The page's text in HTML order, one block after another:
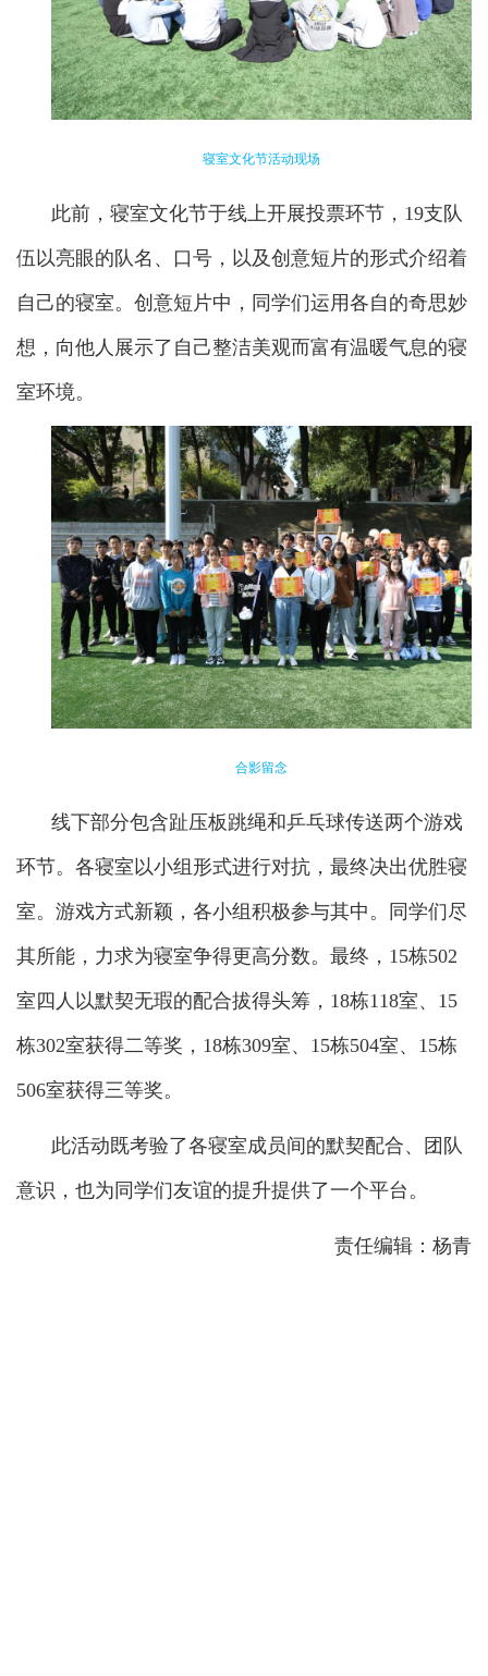
寝室文化节活动现场
此前，寝室文化节于线上开展投票环节，19支队
伍以亮眼的队名、口号，以及创意短片的形式介绍着
自己的寝室。创意短片中，同学们运用各自的奇思妙
想，向他人展示了自己整洁美观而富有温暖气息的寝
室环境。
合影留念
线下部分包含趾压板跳绳和乒乓球传送两个游戏
环节。各寝室以小组形式进行对抗，最终决出优胜寝
室。游戏方式新颖，各小组积极参与其中。同学们尽
其所能，力求为寝室争得更高分数。最终，15栋502
室四人以默契无瑕的配合拔得头筹，18栋118室、15
栋302室获得二等奖，18栋309室、15栋504室、15栋
506室获得三等奖。
此活动既考验了各寝室成员间的默契配合、团队
意识，也为同学们友谊的提升提供了一个平台。
责任编辑：杨青